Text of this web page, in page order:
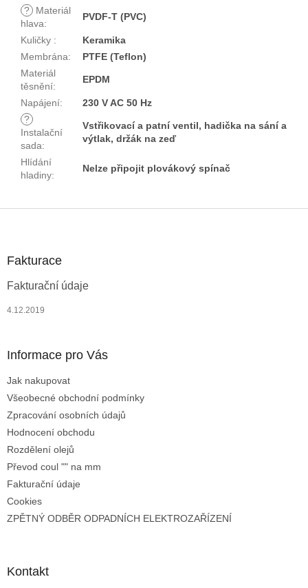
?
Materiál
hlava:
PVDF-T (PVC)
Kuličky :
Keramika
Membrána:
PTFE (Teflon)
Materiál
těsnění:
EPDM
Napájení:
230 V AC 50 Hz
?
Instalační
sada:
Vstřikovací a patní ventil, hadička na sání a
výtlak, držák na zeď
Hlídání
hladiny:
Nelze připojit plovákový spínač
Fakturace
Fakturační údaje
4.12.2019
Informace pro Vás
Jak nakupovat
Všeobecné obchodní podmínky
Zpracování osobních údajů
Hodnocení obchodu
Rozdělení olejů
Převod coul "" na mm
Fakturační údaje
Cookies
ZPĚTNÝ ODBĚR ODPADNÍCH ELEKTROZAŘÍZENÍ
Kontakt